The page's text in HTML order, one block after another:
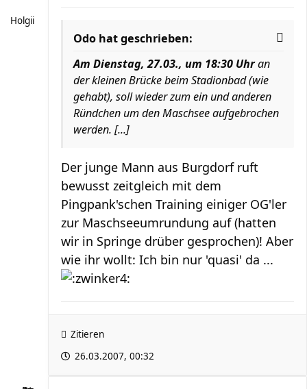
Holgii
Odo hat geschrieben:
Am Dienstag, 27.03., um 18:30 Uhran
der kleinen Brücke beim Stadionbad (wie
gehabt), soll wieder zum ein und anderen
Ründchen um den Maschsee aufgebrochen
werden. [...]
Der junge Mann aus Burgdorf ruft
bewusst zeitgleich mit dem
Pingpank'schen Training einiger OG'ler
zur Maschseeumrundung auf (hatten
wir in Springe drüber gesprochen)! Aber
wie ihr wollt: Ich bin nur 'quasi' da ...
Zitieren
26.03.2007, 00:32